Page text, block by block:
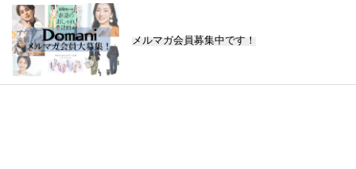
メルマガ会員募集中です！